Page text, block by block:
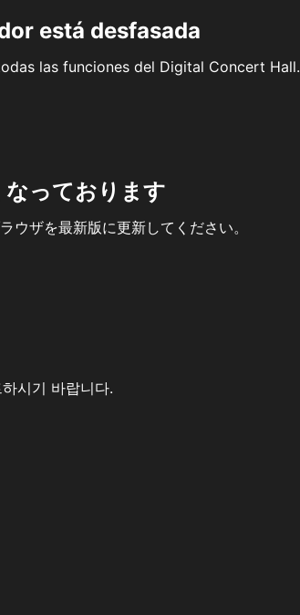
está desfasada
las funciones del Digital Concert Hall.
っております
ウザを最新版に更新してください。
시기 바랍니다.